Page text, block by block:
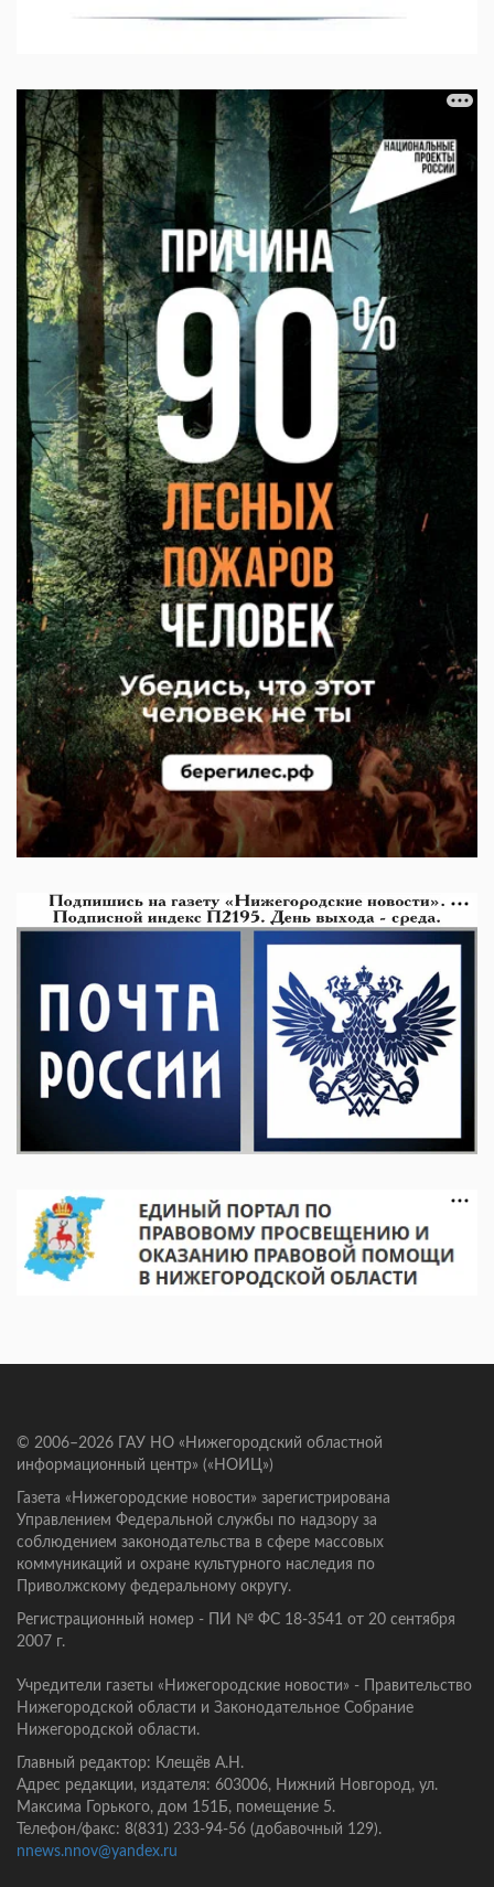
© 2006–2026 ГАУ НО «Нижегородский областной
информационный центр» («НОИЦ»)
Газета «Нижегородские новости» зарегистрирована
Управлением Федеральной службы по надзору за
соблюдением законодательства в сфере массовых
коммуникаций и охране культурного наследия по
Приволжскому федеральному округу.
Регистрационный номер - ПИ № ФС 18-3541 от 20 сентября
2007 г.
Учредители газеты «Нижегородские новости» - Правительство
Нижегородской области и Законодательное Собрание
Нижегородской области.
Главный редактор: Клещёв А.Н.
Адрес редакции, издателя: 603006, Нижний Новгород, ул.
Максима Горького, дом 151Б, помещение 5.
Телефон/факс: 8(831) 233-94-56 (добавочный 129).
nnews.nnov@yandex.ru